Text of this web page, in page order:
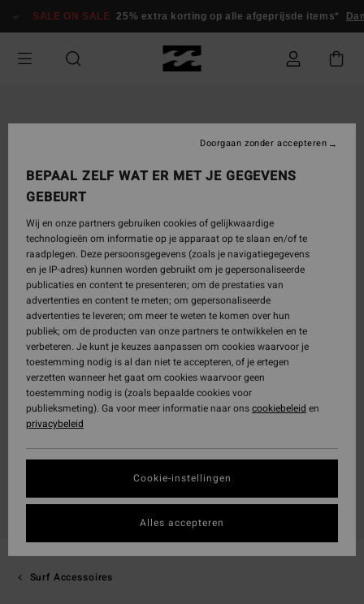
naar
SALE ON SALE 25% extra korting op alle afgeprijsde items*
Surf Accessoires
BEPAAL ZELF WAT ER MET JE GEGEVENS
GEBEURT
Wij en onze partners gebruiken cookies of gelijkwaardige
technologieën om informatie op je apparaat op te slaan en/of te
raadplegen. Deze persoonsgegevens (zoals je navigatiegegevens
en je IP-adres) kunnen worden gebruikt om je gepersonaliseerde
publicaties en content te presenteren; om de prestaties van
advertenties en content te meten; om gepersonaliseerde
advertenties te leveren; om meer te weten te komen over hun
publiek; om de producten van onze partners te ontwikkelen en te
verbeteren. Je kunt je keuzes aanpassen om cookies waarvoor je
toestemming nodig is al dan niet te accepteren, of je ertegen
verzetten wanneer het gaat om cookies waarvoor geen
toestemming nodig is (zoals bepaalde cookies voor
publieksmeting). Ga voor meer informatie naar onscookiebeleid en
privacybeleid
Cookie-instellingen
Doorgaan zonder accepteren
Alles accepteren